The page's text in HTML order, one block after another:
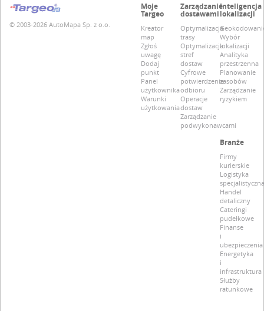
© 2003-2026 AutoMapa Sp. z o.o.
Moje
Targeo
Kreator
map
Zgłoś
uwagę
Dodaj
punkt
Panel
użytkownika
Warunki
użytkowania
Zarządzanie
dostawami
Optymalizacja
trasy
Optymalizacja
stref
dostaw
Cyfrowe
potwierdzenie
odbioru
Operacje
dostaw
Zarządzanie
podwykonawcami
Inteligencja
lokalizacji
Wybór
lokalizacji
Analityka
przestrzenna
Planowanie
zasobów
Zarządzanie
ryzykiem
Branże
Firmy
kurierskie
Logistyka
specjalistyczna
Handel
detaliczny
Cateringi
pudełkowe
Finanse
i
ubezpieczenia
Energetyka
i
infrastruktura
Służby
ratunkowe